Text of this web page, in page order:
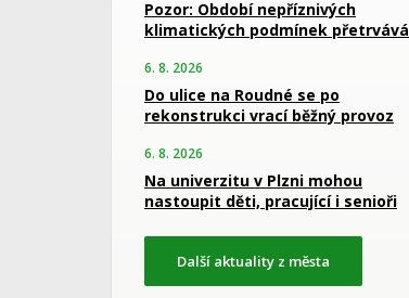
Pozor: Období nepříznivých
klimatických podmínek přetrvává
6. 8. 2026
Do ulice na Roudné se po
rekonstrukci vrací běžný provoz
6. 8. 2026
Na univerzitu v Plzni mohou
nastoupit děti, pracující i senioři
Další aktuality z města